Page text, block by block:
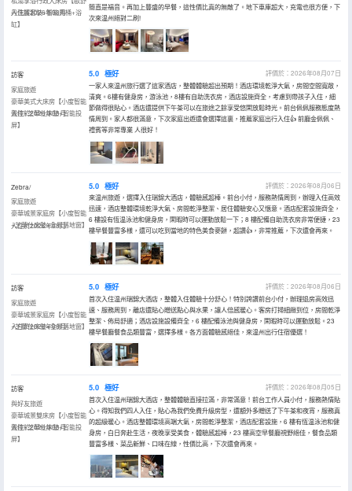
丹洗護套裝+智能馬桶+浴
缸】
入住於2026年08月
簡直是福音。再加上豐盛的早餐，這性價比真的無敵了。地下車庫超大，充電也很方便，下
次來温州絕對二刷!
訪客
家庭旅遊
豪華美式大床房【小度智能
聲控+芝華仕床墊+智能投
屏】
入住於2026年08月
5.0 極好
評價於：2026年08月07日
一家人來温州旅行選了這家酒店，整體體驗超出預期！酒店環境乾淨大氣，房間空間寬敞，
清爽。6樓有健身房，游泳池，8樓有自助洗衣房，酒店設施齊全，考慮到帶孩子入住，細
節做得很貼心。酒店還提供下午茶可以在旅途之餘享受悠閑放鬆時光。前台佩佩服務態度熱
情周到。家人都很滿意，下次家庭出遊還會選擇這裏，推薦家庭出行入住👍 前廳金佩佩、
禮賓等非常專業 人很好！
Zebra/
家庭旅遊
豪華城景家庭房【小度智能
+芝華仕床墊+全景落地窗】
入住於2026年08月
5.0 極好
評價於：2026年08月06日
來温州旅遊，選擇入住瑞錦大酒店，體驗感超棒。前台小付，服務熱情周到，辦理入住高效
迅速，酒店整體環境乾淨大氣、房間乾淨整潔、居住體驗安心又愜意。酒店配套設施齊全，
6 樓設有恆温泳池和健身房，閑暇時可以運動放鬆一下；8 樓配備自助洗衣房非常便捷，23
樓早餐豐富多樣，還可以吃到當地的特色美食麥餅，超讚👍，非常推薦，下次還會再來。
訪客
家庭旅遊
豪華城景家庭房【小度智能
+芝華仕床墊+全景落地窗】
入住於2026年08月
5.0 極好
評價於：2026年08月06日
首次入住温州瑞錦大酒店，整體入住體驗十分舒心！特別誇讚前台小付，辦理退房高效迅
速、服務周到，離店還貼心贈送點心與水果，讓人倍感暖心。客房打掃細緻到位，房間乾淨
整潔、佈局舒適；酒店設施設備齊全，6 樓配備泳池與健身房，閑暇時可以運動放鬆。23
樓早餐廳餐食品類豐富，選擇多樣。各方面體驗感絕佳，來温州出行住宿優選！
訪客
與好友旅遊
豪華城景雙床房【小度智能
聲控+芝華仕床墊+智能投
屏】
入住於2026年08月
5.0 極好
評價於：2026年08月05日
首次入住温州瑞錦大酒店，整體體驗直接拉滿，非常滿意！前台工作人員小付，服務熱情貼
心。得知我們四人入住，貼心為我們免費升級房型，還額外多贈送了下午茶和夜宵，服務真
的超級暖心。酒店整體環境高端大氣，房間乾淨整潔，酒店配套設施，6 樓有恆温泳池和健
身房，白日奔赴生活，夜晚享受美食，體驗感超棒，23 樓高空早餐廳視野絕佳，餐食品類
豐富多樣、菜品新鮮、口味在線，性價比高，下次還會再來。